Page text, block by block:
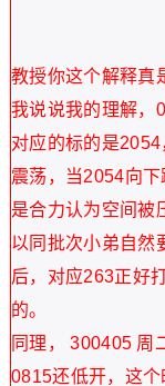
教授你这个解释真
我说说我的理解，
对应的标的是
震荡，当2054向
是合力认为空间被
以同批次小弟自然
后，对应263正好
的。
同理， 300405 周
0815还低开，这